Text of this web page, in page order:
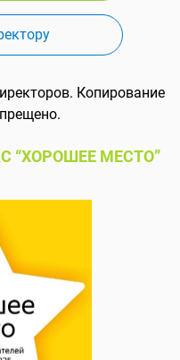
Копирование
“ХОРОШЕЕ МЕСТО”